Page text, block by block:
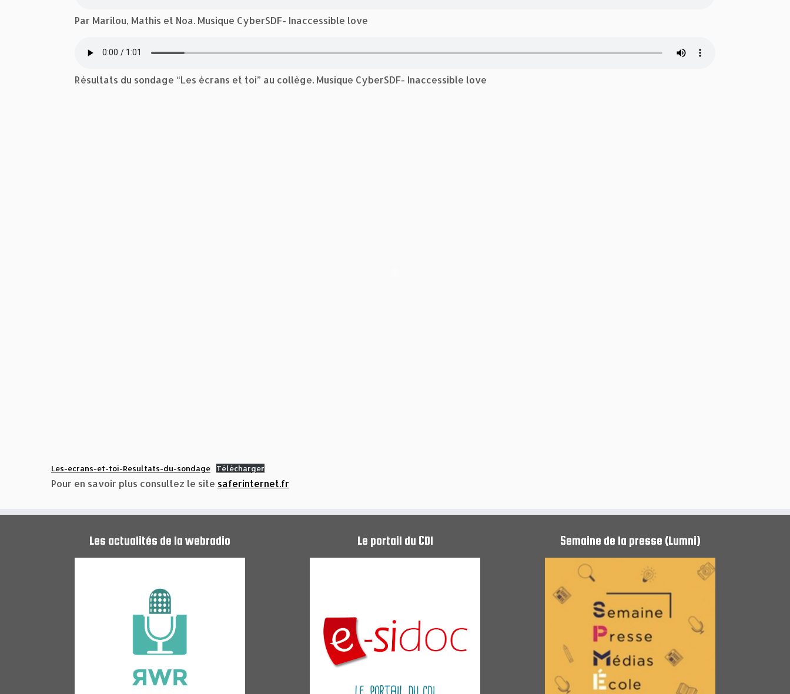
Par Marilou, Mathis et Noa. Musique CyberSDF- Inaccessible love
Résultats du sondage “Les écrans et toi” au collège. Musique CyberSDF- Inaccessible love
Les-ecrans-et-toi-Resultats-du-sondage Télécharger
Pour en savoir plus consultez le site saferinternet.fr
Les actualités de la webradio Le portail du CDI Semaine de la presse (Lumni)